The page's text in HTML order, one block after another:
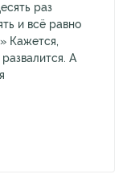
раз
и всё равно
Кажется,
А